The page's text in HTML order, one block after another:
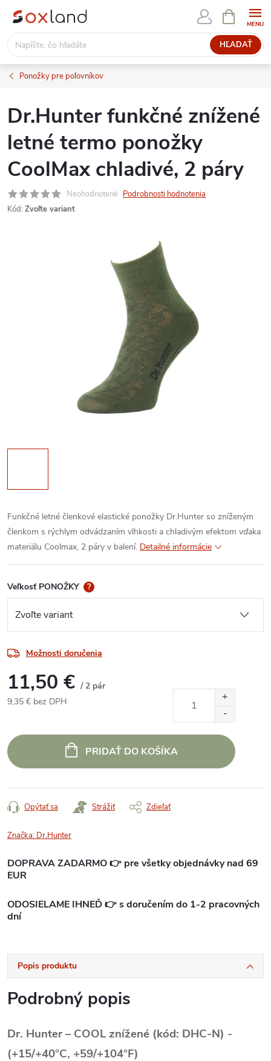
Prejsť
obsah
HĽADAŤ
KOŠÍK
Ponožky pre poľovníkov
Dr.Hunter funkčné znížené
letné termo ponožky
CoolMax chladivé, 2 páry
Neohodnotené Podrobnosti hodnotenia
Kód: Zvoľte variant
Funkčné letné členkové elastické ponožky Dr.Hunter so zníženým
členkom s rýchlym odvádzaním vlhkosti a chladivým efektom vďaka
materiálu Coolmax, 2 páry v balení. Detailné informácie
Veľkosť PONOŽKY ?
Možnosti doručenia
11,50 € / 2 pár
9,35 € bez DPH
PRIDAŤ DO KOŠÍKA
Opýtať sa Strážiť Zdieľať
Značka: Dr.Hunter
DOPRAVA ZADARMO 👉 pre všetky objednávky nad 69
EUR
ODOSIELAME IHNEĎ 👉 s doručením do 1-2 pracovných
dní
Popis produktu
Podrobný popis
Dr. Hunter – COOL znížené (kód: DHC-N) -
(+15/+40°C, +59/+104°F)